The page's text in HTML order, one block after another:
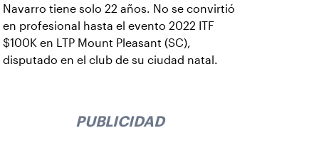
Navarro tiene solo 22 años. No se convirtió
en profesional hasta el evento 2022 ITF
$100K en LTP Mount Pleasant (SC),
disputado en el club de su ciudad natal.
PUBLICIDAD